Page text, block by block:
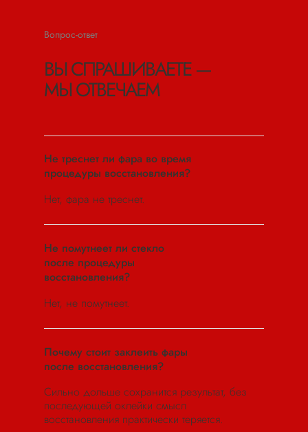
ВЫ СПРАШИВАЕТЕ —
МЫ ОТВЕЧАЕМ
Вопрос-ответ
Не треснет ли фара во время
процедуры восстановления?
Нет, фара не треснет.
Не помутнеет ли стекло
после процедуры
восстановления?
Нет, не помутнеет.
Почему стоит заклеить фары
после восстановления?
Сильно дольше сохранится результат, без
последующей оклейки смысл
восстановления практически теряется.